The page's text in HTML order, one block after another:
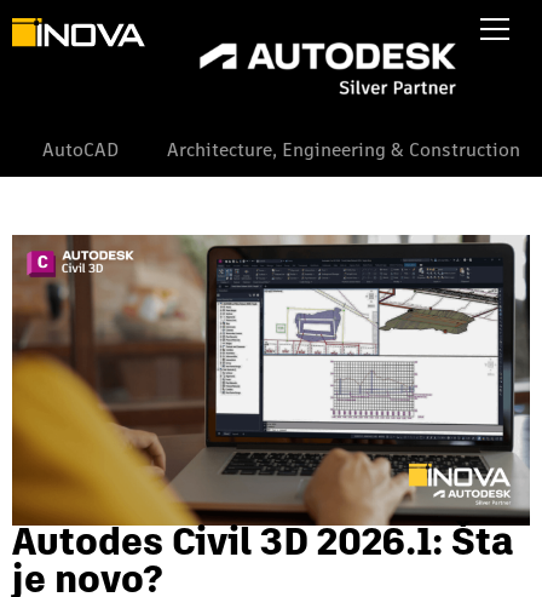
AutoCAD Architecture, Engineering & Construction
Autodes Civil 3D 2026.1: Šta
je novo?